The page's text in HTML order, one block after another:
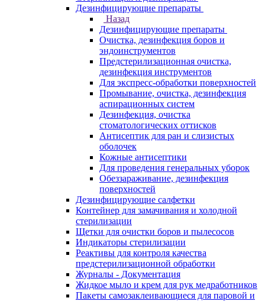
Дезинфицирующие препараты
Назад
Дезинфицирующие препараты
Очистка, дезинфекция боров и
эндоинструментов
Предстерилизационная очистка,
дезинфекция инструментов
Для экспресс-обработки поверхностей
Промывание, очистка, дезинфекция
аспирационных систем
Дезинфекция, очистка
стоматологических оттисков
Антисептик для ран и слизистых
оболочек
Кожные антисептики
Для проведения генеральных уборок
Обеззараживание, дезинфекция
поверхностей
Дезинфицирующие салфетки
Контейнер для замачивания и холодной
стерилизации
Щетки для очистки боров и пылесосов
Индикаторы стерилизации
Реактивы для контроля качества
предстерилизационной обработки
Журналы - Документация
Жидкое мыло и крем для рук медработников
Пакеты самозаклеивающиеся для паровой и